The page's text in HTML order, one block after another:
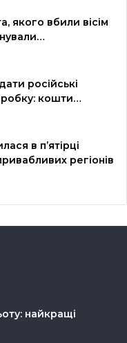
якого вбили вісім
російські
кошти…
в пʼятірці
регіонів
найкращі